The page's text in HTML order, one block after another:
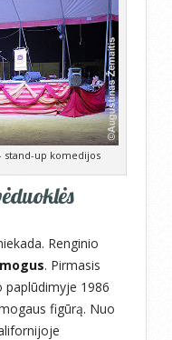
stand-up komedijos
Renginio
. Pirmasis
paplūdimyje 1986
figūrą. Nuo